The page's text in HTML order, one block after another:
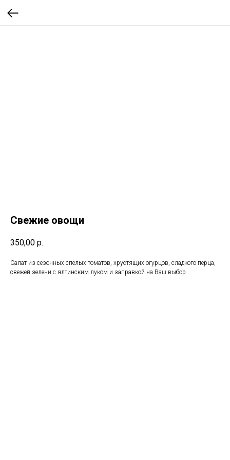
Свежие овощи
350,00 р.
Салат из сезонных спелых томатов, хрустящих огурцов, сладкого перца,
свежей зелени с ялтинским луком и заправкой на Ваш выбор